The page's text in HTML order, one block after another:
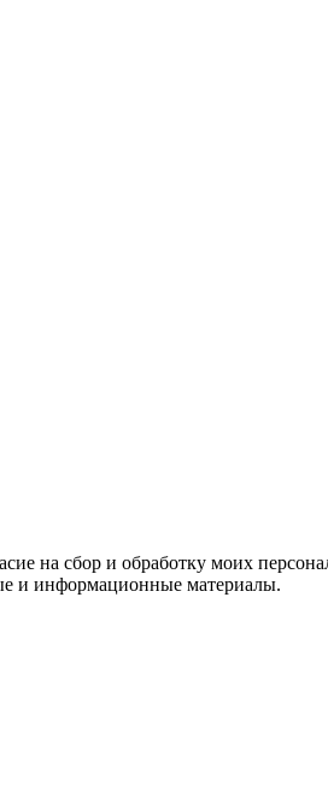
на сбор и обработку моих
и информационные материалы.